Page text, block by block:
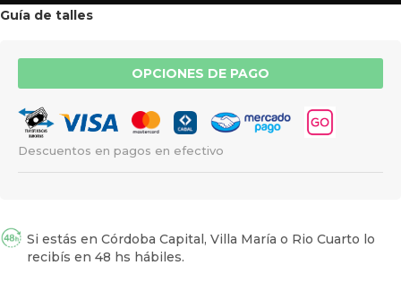
Guía de talles
OPCIONES DE PAGO
Descuentos en pagos en efectivo
Si estás en Córdoba Capital, Villa María o Rio Cuarto lo
recibís en 48 hs hábiles.